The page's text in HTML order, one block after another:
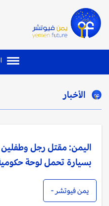
الأخبار
اليمن: مقتل رجل
بسيارة تحمل لوحة
يمن فيوتشر -